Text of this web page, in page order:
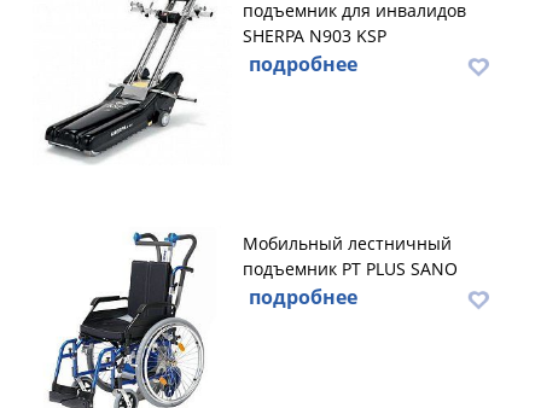
подъемник для инвалидов
SHERPA N903 KSP
подробнее
Мобильный лестничный
подъемник PT PLUS SANO
подробнее